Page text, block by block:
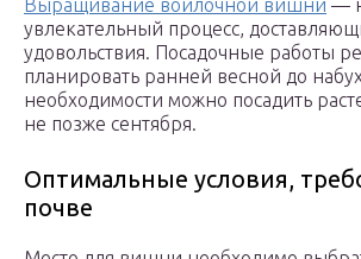
Выращивание войлочной вишни —
увлекательный процесс,
удовольствия. Посадочные работы
планировать ранней весной до
необходимости можно посадить
не позже сентября.
Оптимальные условия,
почве